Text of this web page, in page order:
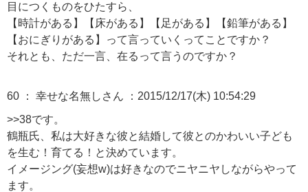
目につくものをひたすら、
【時計がある】【床がある】【足がある】【鉛筆がある】
【おにぎりがある】って言っていくってことですか？
それとも、ただ一言、在るって言うのですか？
60 ： 幸せな名無しさん
：2015/12/17(木) 10:54:29
>>38です。
鶴瓶氏、私は大好きな彼と結婚して彼とのかわいい子ども
を生む！育てる！と決めています。
イメージング(妄想w)は好きなのでニヤニヤしながらやって
ます。